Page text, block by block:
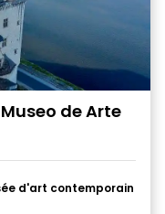
de Arte
d'art contemporain